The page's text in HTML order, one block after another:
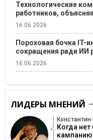
Технологические
работников,
16.06.2026
Пороховая бочка IT-
сокращения ради ИИ
16.06.2026
ЛИДЕРЫ МНЕНИЙ
Когда
кампанию